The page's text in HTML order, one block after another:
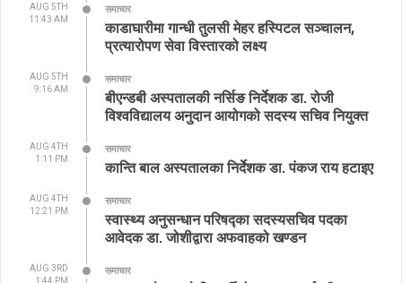
AUG 5TH
11:43 AM
समाचार
काडाघारीमा गान्धी तुलसी मेहर हस्पिटल सञ्चालन,
प्रत्यारोपण सेवा विस्तारको लक्ष्य
AUG 5TH
9:16 AM
समाचार
बीएन्डबी अस्पतालकी नर्सिङ निर्देशक डा. रोजी
विश्वविद्यालय अनुदान आयोगको सदस्य सचिव नियुक्त
AUG 4TH
1:11 PM
समाचार
कान्ति बाल अस्पतालका निर्देशक डा. पंकज राय हटाइए
AUG 4TH
12:21 PM
समाचार
स्वास्थ्य अनुसन्धान परिषद्का सदस्यसचिव पदका
आवेदक डा. जोशीद्वारा अफवाहको खण्डन
AUG 3RD
1:44 PM
समाचार